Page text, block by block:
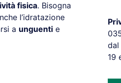
fisica. Bisogna
l’idratazione
a unguentie
dal
19